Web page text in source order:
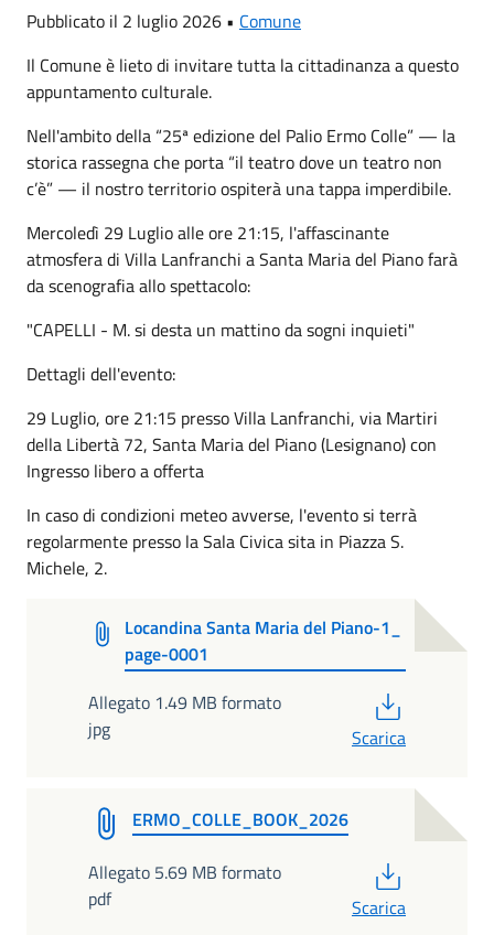
Pubblicato il 2 luglio 2026 • Comune
Il Comune è lieto di invitare tutta la cittadinanza a questo
appuntamento culturale.
Nell'ambito della “25ª edizione del Palio Ermo Colle” — la
storica rassegna che porta “il teatro dove un teatro non
c’è” — il nostro territorio ospiterà una tappa imperdibile.
Mercoledì 29 Luglio alle ore 21:15, l'affascinante
atmosfera di Villa Lanfranchi a Santa Maria del Piano farà
da scenografia allo spettacolo:
"CAPELLI - M. si desta un mattino da sogni inquieti"
Dettagli dell'evento:
29 Luglio, ore 21:15 presso Villa Lanfranchi, via Martiri
della Libertà 72, Santa Maria del Piano (Lesignano) con
Ingresso libero a offerta
In caso di condizioni meteo avverse, l'evento si terrà
regolarmente presso la Sala Civica sita in Piazza S.
Michele, 2.
Locandina Santa Maria del Piano-1_
page-0001
Allegato 1.49 MB formato
jpg
Scarica
ERMO_COLLE_BOOK_2026
Allegato 5.69 MB formato
pdf
Scarica